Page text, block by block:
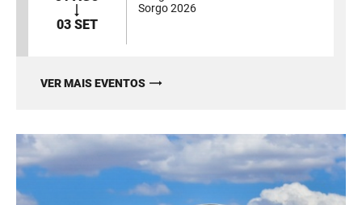
03 SET
Sorgo 2026
VER MAIS EVENTOS